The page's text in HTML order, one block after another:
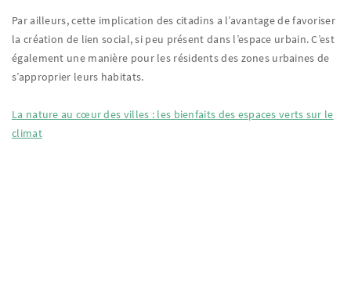
Par ailleurs, cette implication des citadins a l’avantage de favoriser
la création de lien social, si peu présent dans l’espace urbain. C’est
également une manière pour les résidents des zones urbaines de
s’approprier leurs habitats.
La nature au cœur des villes : les bienfaits des espaces verts sur le
climat